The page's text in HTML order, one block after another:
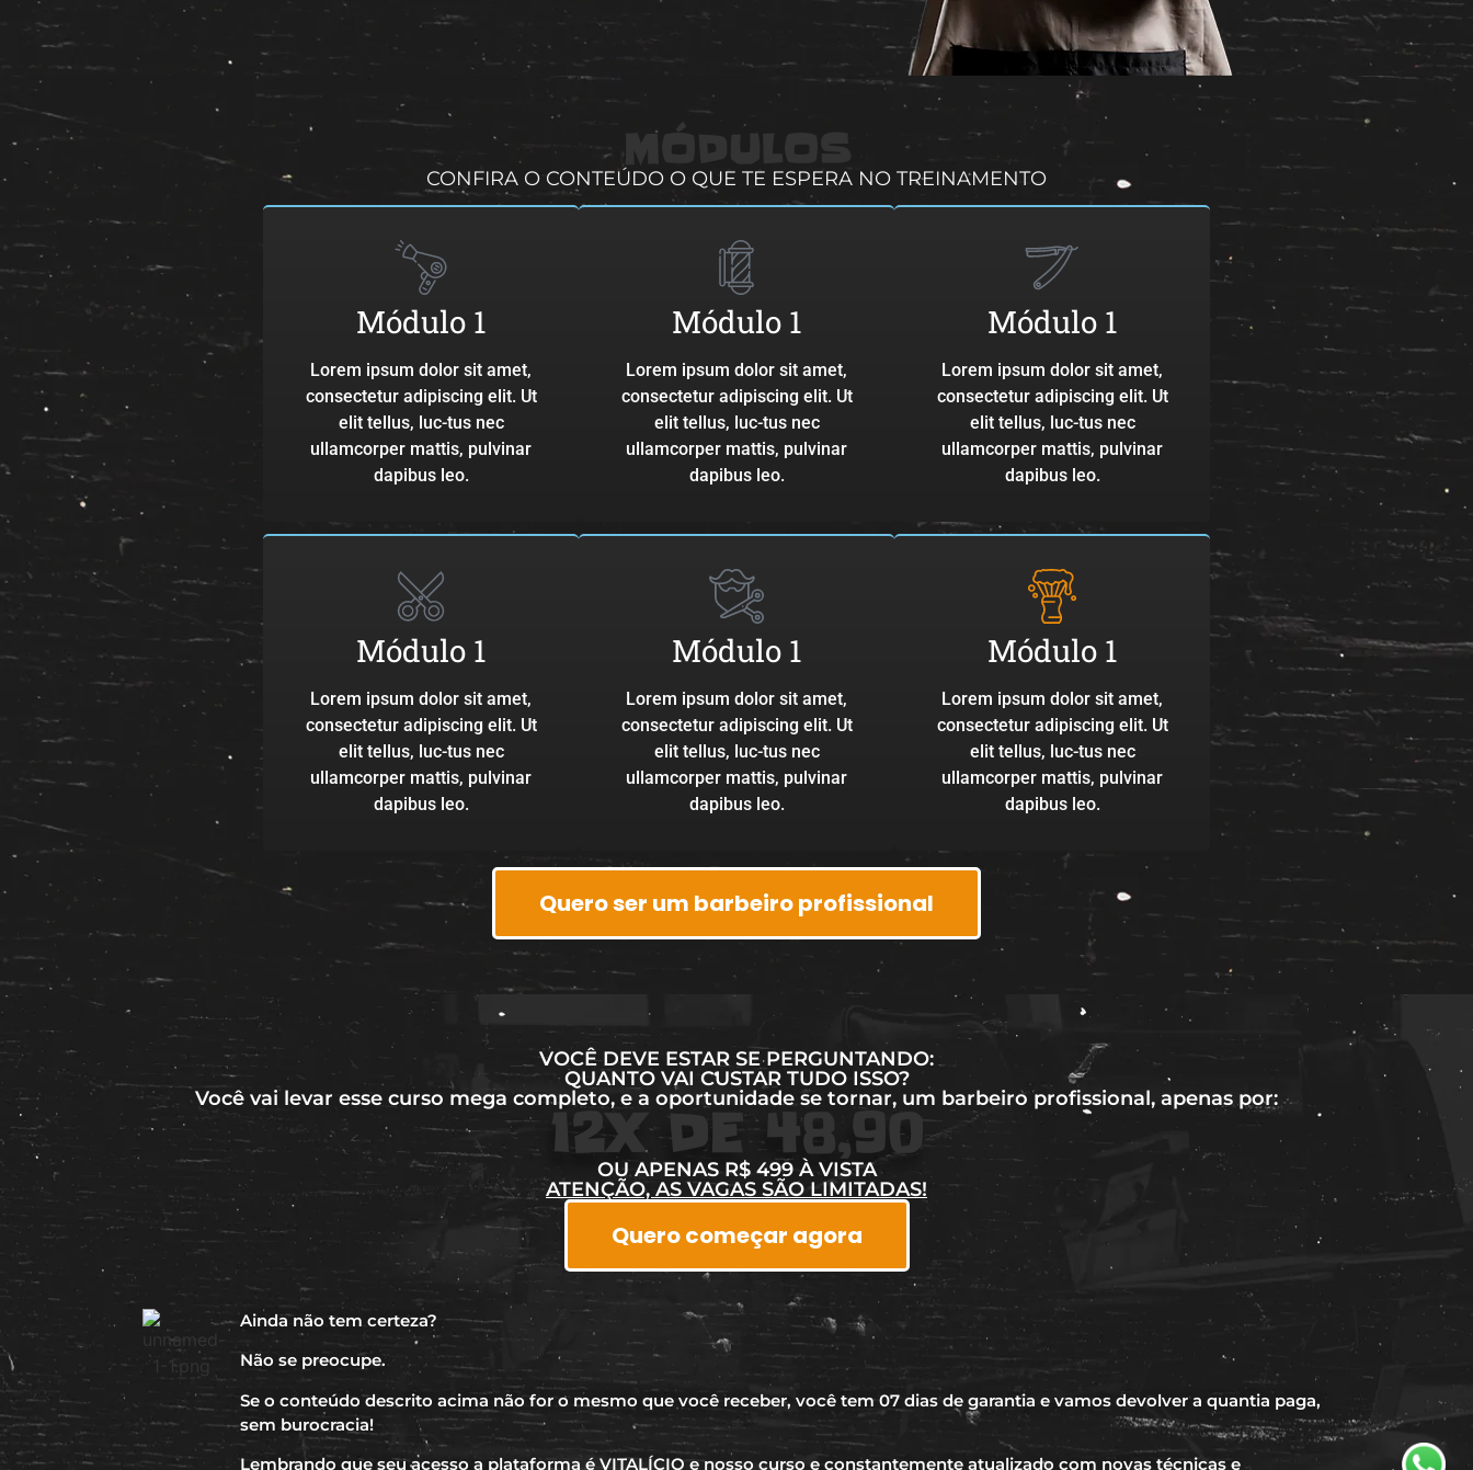
MÓDULOS
CONFIRA O CONTEÚDO O QUE TE ESPERA NO TREINAMENTO
Módulo 1
Lorem ipsum dolor sit amet,
consectetur adipiscing elit. Ut
elit tellus, luc-tus nec
ullamcorper mattis, pulvinar
dapibus leo.
Módulo 1
Lorem ipsum dolor sit amet,
consectetur adipiscing elit. Ut
elit tellus, luc-tus nec
ullamcorper mattis, pulvinar
dapibus leo.
Módulo 1
Lorem ipsum dolor sit amet,
consectetur adipiscing elit. Ut
elit tellus, luc-tus nec
ullamcorper mattis, pulvinar
dapibus leo.
Módulo 1
Lorem ipsum dolor sit amet,
consectetur adipiscing elit. Ut
elit tellus, luc-tus nec
ullamcorper mattis, pulvinar
dapibus leo.
Módulo 1
Lorem ipsum dolor sit amet,
consectetur adipiscing elit. Ut
elit tellus, luc-tus nec
ullamcorper mattis, pulvinar
dapibus leo.
Módulo 1
Lorem ipsum dolor sit amet,
consectetur adipiscing elit. Ut
elit tellus, luc-tus nec
ullamcorper mattis, pulvinar
dapibus leo.
Quero ser um barbeiro profissional
VOCÊ DEVE ESTAR SE PERGUNTANDO:
QUANTO VAI CUSTAR TUDO ISSO?
Você vai levar esse curso mega completo, e a oportunidade se tornar, um barbeiro profissional, apenas por:
12X DE 48,90
OU APENAS R$ 499​ À VISTA
ATENÇÃO, AS VAGAS SÃO LIMITADAS!
Quero começar agora
Ainda não tem certeza?
Não se preocupe.
Se o conteúdo descrito acima não for o mesmo que você receber, você tem 07 dias de garantia e vamos devolver a quantia paga,
sem burocracia!
Lembrando que seu acesso a plataforma é VITALÍCIO e nosso curso e constantemente atualizado com novas técnicas e